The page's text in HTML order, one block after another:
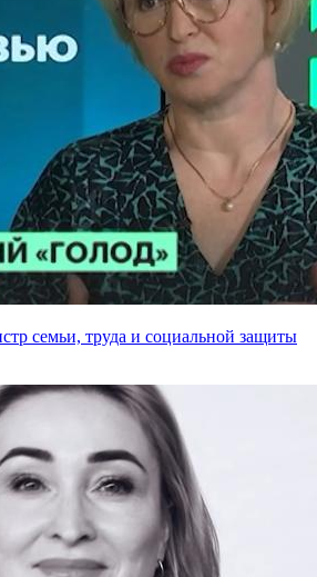
семьи, труда и социальной защиты